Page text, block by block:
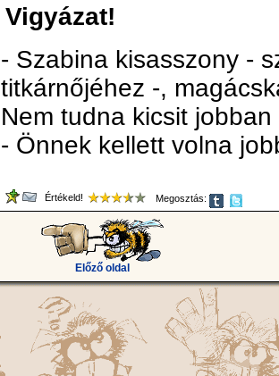
Vigyázat!
- Szabina kisasszony -
titkárnőjéhez -,
Nem tudna kicsit
- Önnek kellett volna
Értékeld! Megosztás:
Előző oldal